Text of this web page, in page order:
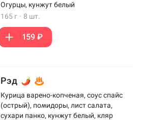
Огурцы, кунжут белый
165 г · 8 шт.
159 ₽
Рэд
Курица варено-копченая, соус спайс
(острый), помидоры, лист салата,
сухари панко, кунжут белый, кляр